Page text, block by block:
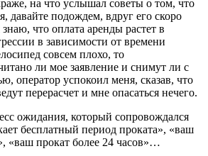
на что услышал советы о том, что
давайте подождем, вдруг его скоро
что оплата аренды растет в
в зависимости от времени
совсем плохо, то
ли мое заявление и снимут ли с
оператор успокоил меня, сказав, что
перерасчет и мне опасаться нечего.
ожидания, который сопровождался
бесплатный период проката», «ваш
«ваш прокат более 24 часов»…